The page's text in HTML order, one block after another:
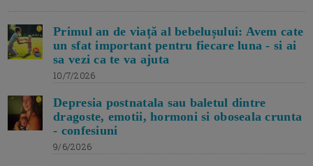
Primul an de viață al bebelușului: Avem cate
un sfat important pentru fiecare luna - si ai
sa vezi ca te va ajuta
10/7/2026
Depresia postnatala sau baletul dintre
dragoste, emotii, hormoni si oboseala crunta
- confesiuni
9/6/2026